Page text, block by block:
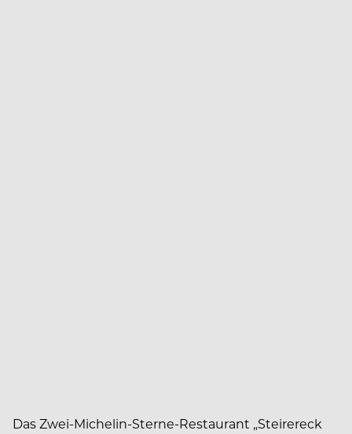
Das Zwei-Michelin-Sterne-Restaurant „Steirereck